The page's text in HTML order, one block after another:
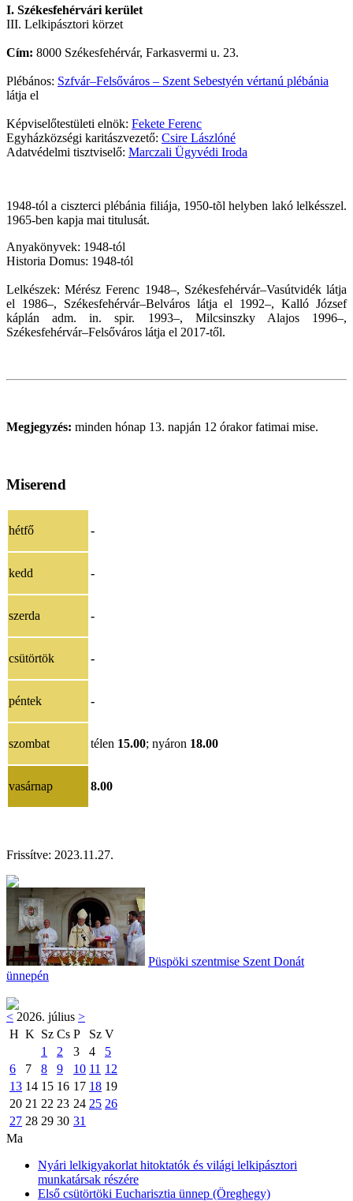
I. Székesfehérvári kerület
III. Lelkipásztori körzet
Cím: 8000 Székesfehérvár, Farkasvermi u. 23.
Plébános: Szfvár–Felsőváros – Szent Sebestyén vértanú plébánia
látja el
Képviselőtestületi elnök: Fekete Ferenc
Egyházközségi karitászvezető: Csire Lászlóné
Adatvédelmi tisztviselő: Marczali Ügyvédi Iroda
1948-tól a ciszterci plébánia filiája, 1950-tõl helyben lakó lelkésszel.
1965-ben kapja mai titulusát.
Anyakönyvek: 1948-tól
Historia Domus: 1948-tól
Lelkészek: Mérész Ferenc 1948–, Székesfehérvár–Vasútvidék látja
el 1986–, Székesfehérvár–Belváros látja el 1992–, Kalló József
káplán adm. in. spir. 1993–, Milcsinszky Alajos 1996–,
Székesfehérvár–Felsőváros látja el 2017-től.
Megjegyzés: minden hónap 13. napján 12 órakor fatimai mise.
Miserend
hétfő -
kedd -
szerda -
csütörtök -
péntek -
szombat télen 15.00; nyáron 18.00
vasárnap 8.00
Frissítve: 2023.11.27.
Püspöki szentmise Szent Donát
ünnepén
< 2026. július >
H K Sz Cs P Sz V
1
2 3 4
5
6
7 8 9 10 11 12
13 14 15 16 17 18 19
20 21 22 23 24 25 26
27 28 29 30 31
Ma
Nyári lelkigyakorlat hitoktatók és világi lelkipásztori
munkatársak részére
Első csütörtöki Eucharisztia ünnep (Öreghegy)